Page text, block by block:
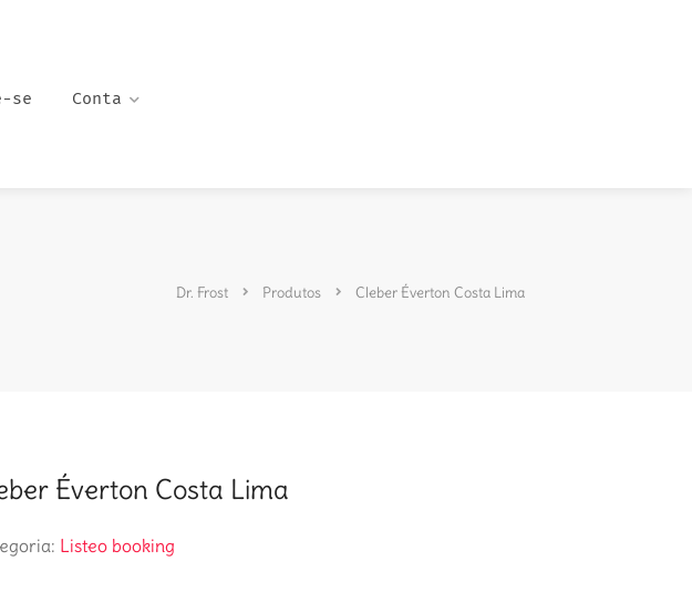
se Conta
Dr. Frost Produtos Cleber Éverton Costa Lima
Éverton Costa Lima
Listeo booking